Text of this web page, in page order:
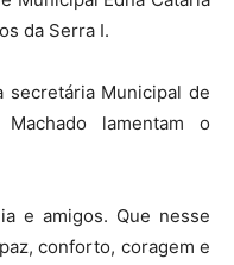
da Serra I.
secretária Municipal de
lamentam o
e amigos. Que nesse
conforto, coragem e